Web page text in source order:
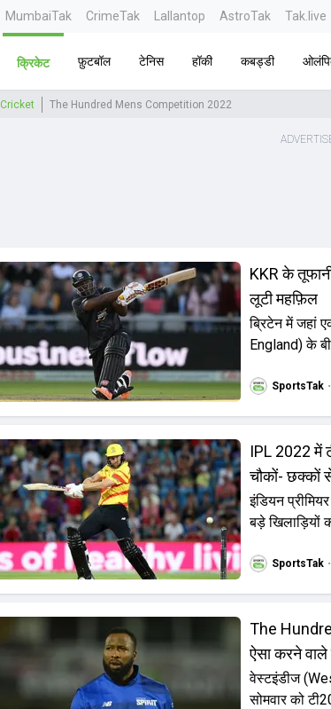
MumbaiTak CrimeTak Lallantop AstroTak Tak.live
क्रिकेट फ़ुटबॉल टेनिस हॉकी कबड्डी
Cricket The Hundred Mens Competition 2022
KKR के
लूटी महफ़िल
ब्रिटेन में जहां
England) के
SportsTak
IPL 2022 में
चौकों- छक्कों
इंडियन
बड़े खिलाड़ियों
SportsTak
The
ऐसा करने
वेस्टइंडीज
सोमवार को